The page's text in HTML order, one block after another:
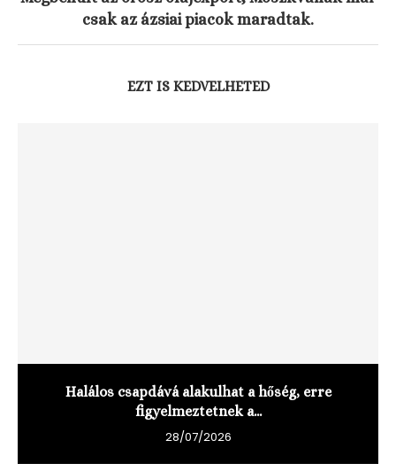
csak az ázsiai piacok maradtak.
EZT IS KEDVELHETED
Halálos csapdává alakulhat a hőség, erre
figyelmeztetnek a...
28/07/2026